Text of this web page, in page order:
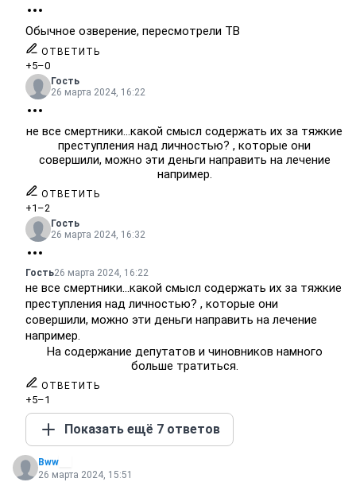
Обычное озверение, пересмотрели ТВ
ОТВЕТИТЬ
+5–0
Гость
26 марта 2024, 16:22
не все смертники...какой смысл содержать их за тяжкие
преступления над личностью? , которые они
совершили, можно эти деньги направить на лечение
например.
ОТВЕТИТЬ
+1 –2
Гость
26 марта 2024, 16:32
Гость26 марта 2024, 16:22
не все смертники...какой смысл содержать их за тяжкие
преступления над личностью? , которые они
совершили, можно эти деньги направить на лечение
например.
На содержание депутатов и чиновников намного
больше тратиться.
ОТВЕТИТЬ
+5–1
Показать ещё 7 ответов
Bww
26 марта 2024, 15:51